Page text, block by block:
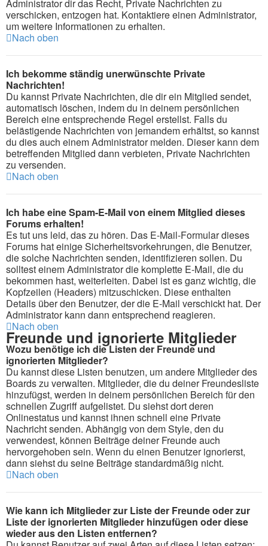
Administrator dir das Recht, Private Nachrichten zu
verschicken, entzogen hat. Kontaktiere einen Administrator,
um weitere Informationen zu erhalten.
Nach oben
Ich bekomme ständig unerwünschte Private
Nachrichten!
Du kannst Private Nachrichten, die dir ein Mitglied sendet,
automatisch löschen, indem du in deinem persönlichen
Bereich eine entsprechende Regel erstellst. Falls du
belästigende Nachrichten von jemandem erhältst, so kannst
du dies auch einem Administrator melden. Dieser kann dem
betreffenden Mitglied dann verbieten, Private Nachrichten
zu versenden.
Nach oben
Ich habe eine Spam-E-Mail von einem Mitglied dieses
Forums erhalten!
Es tut uns leid, das zu hören. Das E-Mail-Formular dieses
Forums hat einige Sicherheitsvorkehrungen, die Benutzer,
die solche Nachrichten senden, identifizieren sollen. Du
solltest einem Administrator die komplette E-Mail, die du
bekommen hast, weiterleiten. Dabei ist es ganz wichtig, die
Kopfzeilen (Headers) mitzuschicken. Diese enthalten
Details über den Benutzer, der die E-Mail verschickt hat. Der
Administrator kann dann entsprechend reagieren.
Nach oben
Freunde und ignorierte Mitglieder
Wozu benötige ich die Listen der Freunde und
ignorierten Mitglieder?
Du kannst diese Listen benutzen, um andere Mitglieder des
Boards zu verwalten. Mitglieder, die du deiner Freundesliste
hinzufügst, werden in deinem persönlichen Bereich für den
schnellen Zugriff aufgelistet. Du siehst dort deren
Onlinestatus und kannst ihnen schnell eine Private
Nachricht senden. Abhängig von dem Style, den du
verwendest, können Beiträge deiner Freunde auch
hervorgehoben sein. Wenn du einen Benutzer ignorierst,
dann siehst du seine Beiträge standardmäßig nicht.
Nach oben
Wie kann ich Mitglieder zur Liste der Freunde oder zur
Liste der ignorierten Mitglieder hinzufügen oder diese
wieder aus den Listen entfernen?